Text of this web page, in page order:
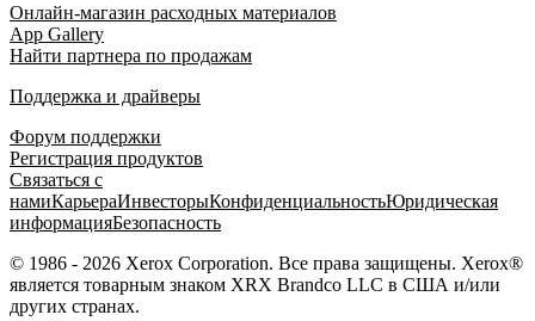
Онлайн-магазин расходных материалов
App Gallery
Найти партнера по продажам
Поддержка и драйверы
Форум поддержки
Регистрация продуктов
Связаться с
намиКарьераИнвесторыКонфиденциальностьЮридическая
информацияБезопасность
© 1986 - 2026 Xerox Corporation. Все права защищены. Xerox®
является товарным знаком XRX Brandco LLC в США и/или
других странах.